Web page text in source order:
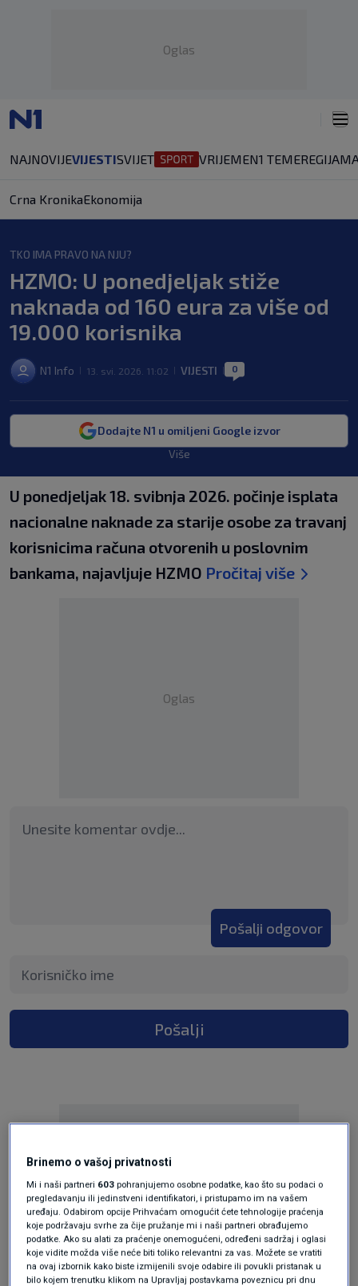
Oglas
NAJNOVIJEVIJESTISVIJET VRIJEMEN1 TEMEREGIJA
Crna KronikaEkonomija
TKO IMA PRAVO NA NJU?
HZMO: U ponedjeljak stiže
naknada od 160 eura za više od
19.000 korisnika
N1 Info 13. svi. 2026. 11:02 VIJESTI 0
Dodajte N1 u omiljeni Google izvor
Više
U ponedjeljak 18. svibnja 2026. počinje isplata
nacionalne naknade za starije osobe za travanj
korisnicima računa otvorenih u poslovnim
bankama, najavljuje HZMO Pročitaj više
Oglas
Pošalji odgovor
Pošalji
Oglas
Brinemo o vašoj privatnosti
Mi i naši partneri 603 pohranjujemo osobne podatke, kao što su podaci o
pregledavanju ili jedinstveni identifikatori, i pristupamo im na vašem
uređaju. Odabirom opcije Prihvaćam omogućit ćete tehnologije praćenja
koje podržavaju svrhe za čije pružanje mi i naši partneri obrađujemo
podatke. Ako su alati za praćenje onemogućeni, određeni sadržaj i oglasi
koje vidite možda više neće biti toliko relevantni za vas. Možete se vratiti
na ovaj izbornik kako biste izmijenili svoje odabire ili povukli pristanak u
bilo kojem trenutku klikom na Upravljaj postavkama poveznicu pri dnu